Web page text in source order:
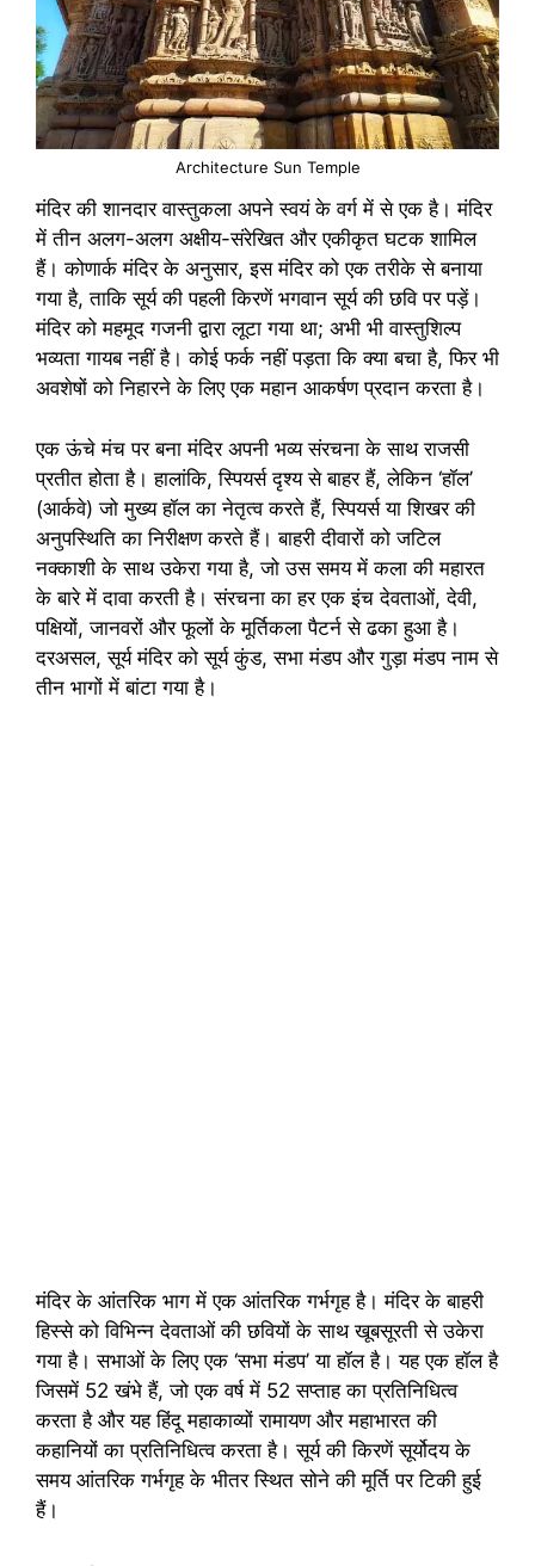
Architecture Sun Temple
मंदिर की शानदार वास्तुकला अपने स्वयं के वर्ग में से एक है। मंदिर
में तीन अलग-अलग अक्षीय-संरेखित और एकीकृत घटक शामिल
हैं। कोणार्क मंदिर के अनुसार, इस मंदिर को एक तरीके से बनाया
गया है, ताकि सूर्य की पहली किरणें भगवान सूर्य की छवि पर पड़ें।
मंदिर को महमूद गजनी द्वारा लूटा गया था; अभी भी वास्तुशिल्प
भव्यता गायब नहीं है। कोई फर्क नहीं पड़ता कि क्या बचा है, फिर भी
अवशेषों को निहारने के लिए एक महान आकर्षण प्रदान करता है।
एक ऊंचे मंच पर बना मंदिर अपनी भव्य संरचना के साथ राजसी
प्रतीत होता है। हालांकि, स्पियर्स दृश्य से बाहर हैं, लेकिन ‘हॉल’
(आर्कवे) जो मुख्य हॉल का नेतृत्व करते हैं, स्पियर्स या शिखर की
अनुपस्थिति का निरीक्षण करते हैं। बाहरी दीवारों को जटिल
नक्काशी के साथ उकेरा गया है, जो उस समय में कला की महारत
के बारे में दावा करती है। संरचना का हर एक इंच देवताओं, देवी,
पक्षियों, जानवरों और फूलों के मूर्तिकला पैटर्न से ढका हुआ है।
दरअसल, सूर्य मंदिर को सूर्य कुंड, सभा मंडप और गुड़ा मंडप नाम से
तीन भागों में बांटा गया है।
मंदिर के आंतरिक भाग में एक आंतरिक गर्भगृह है। मंदिर के बाहरी
हिस्से को विभिन्न देवताओं की छवियों के साथ खूबसूरती से उकेरा
गया है। सभाओं के लिए एक ‘सभा मंडप’ या हॉल है। यह एक हॉल है
जिसमें 52 खंभे हैं, जो एक वर्ष में 52 सप्ताह का प्रतिनिधित्व
करता है और यह हिंदू महाकाव्यों रामायण और महाभारत की
कहानियों का प्रतिनिधित्व करता है। सूर्य की किरणें सूर्योदय के
समय आंतरिक गर्भगृह के भीतर स्थित सोने की मूर्ति पर टिकी हुई
हैं।